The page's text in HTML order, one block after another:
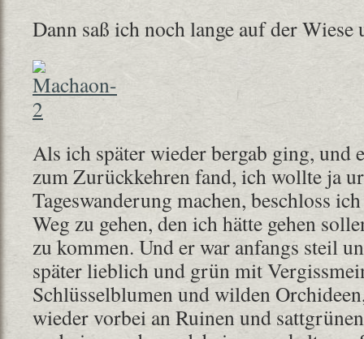
Dann saß ich noch lange auf der
Als ich später wieder bergab ging, und
zum Zurückkehren fand, ich wollte ja
Tageswanderung machen, beschloss
Weg zu gehen, den ich hätte gehen
zu kommen. Und er war anfangs steil
später lieblich und grün mit
Schlüsselblumen und wilden
wieder vorbei an Ruinen und